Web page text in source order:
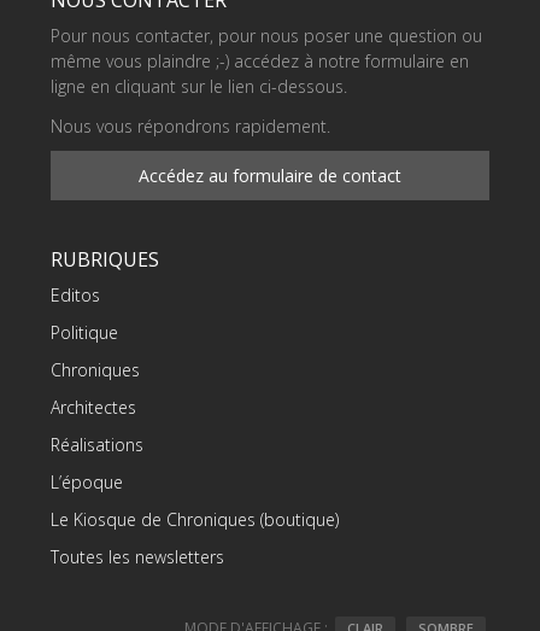
Pour nous contacter, pour nous poser une question ou
même vous plaindre ;-) accédez à notre formulaire en
ligne en cliquant sur le lien ci-dessous.
Nous vous répondrons rapidement.
Accédez au formulaire de contact
RUBRIQUES
Editos
Politique
Chroniques
Architectes
Réalisations
L’époque
Le Kiosque de Chroniques (boutique)
Toutes les newsletters